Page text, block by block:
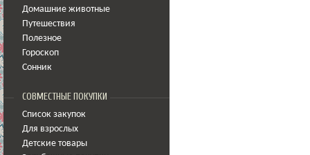
Домашние животные
Путешествия
Полезное
Гороскоп
Сонник
СОВМЕСТНЫЕ ПОКУПКИ
Список закупок
Для взрослых
Детские товары